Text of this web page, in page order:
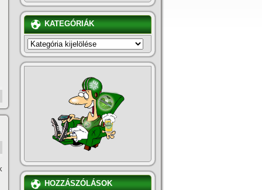
KATEGÓRIÁK
KATEGÓRIÁK
HOZZÁSZÓLÁSOK